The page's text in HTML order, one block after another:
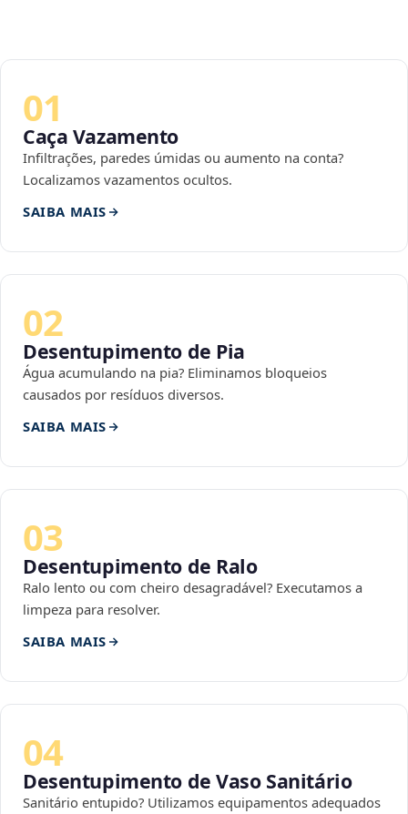
01
Caça Vazamento
Infiltrações, paredes úmidas ou aumento na conta?
Localizamos vazamentos ocultos.
SAIBA MAIS
02
Desentupimento de Pia
Água acumulando na pia? Eliminamos bloqueios
causados por resíduos diversos.
SAIBA MAIS
03
Desentupimento de Ralo
Ralo lento ou com cheiro desagradável? Executamos a
limpeza para resolver.
SAIBA MAIS
04
Desentupimento de Vaso Sanitário
Sanitário entupido? Utilizamos equipamentos adequados